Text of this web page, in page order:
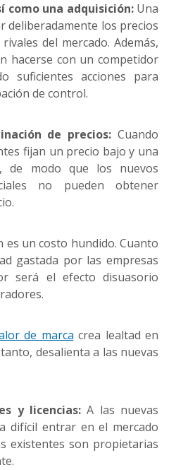
como una adquisición:Una
deliberadamente los precios
del mercado. Además,
hacerse con un competidor
suficientes acciones para
de control.
de precios: Cuando
fijan un precio bajo y una
de modo que los nuevos
no pueden obtener
es un costo hundido. Cuanto
gastada por las empresas
será el efecto disuasorio
de marca crea lealtad en
desalienta a las nuevas
y licencias: A las nuevas
difícil entrar en el mercado
existentes son propietarias